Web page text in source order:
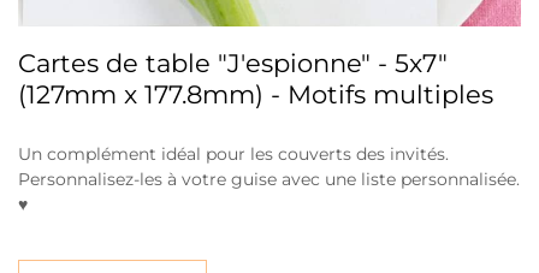
Cartes de table "J'espionne" - 5x7"
(127mm x 177.8mm) - Motifs multiples
Un complément idéal pour les couverts des invités.
Personnalisez-les à votre guise avec une liste personnalisée.
♥